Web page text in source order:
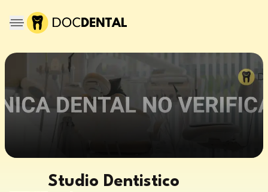
Studio Dentistico